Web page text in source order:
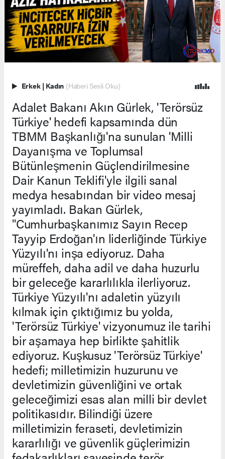
Erkek | Kadın (Haberi Sesli Oku)
Adalet Bakanı Akın Gürlek, 'Terörsüz
Türkiye' hedefi kapsamında dün
TBMM Başkanlığı'na sunulan 'Milli
Dayanışma ve Toplumsal
Bütünleşmenin Güçlendirilmesine
Dair Kanun Teklifi'yle ilgili sanal
medya hesabından bir video mesaj
yayımladı. Bakan Gürlek,
"Cumhurbaşkanımız Sayın Recep
Tayyip Erdoğan'ın liderliğinde Türkiye
Yüzyılı'nı inşa ediyoruz. Daha
müreffeh, daha adil ve daha huzurlu
bir geleceğe kararlılıkla ilerliyoruz.
Türkiye Yüzyılı'nı adaletin yüzyılı
kılmak için çıktığımız bu yolda,
'Terörsüz Türkiye' vizyonumuz ile tarihi
bir aşamaya hep birlikte şahitlik
ediyoruz. Kuşkusuz 'Terörsüz Türkiye'
hedefi; milletimizin huzurunu ve
devletimizin güvenliğini ve ortak
geleceğimizi esas alan milli bir devlet
politikasıdır. Bilindiği üzere
milletimizin feraseti, devletimizin
kararlılığı ve güvenlik güçlerimizin